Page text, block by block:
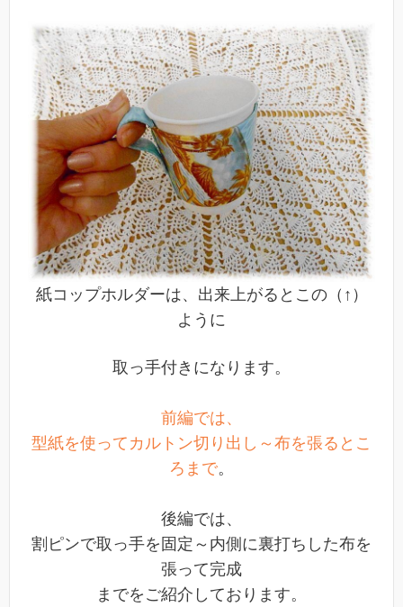
紙コップホルダーは、出来上がるとこの（↑）
ように
取っ手付きになります。
前編では、
型紙を使ってカルトン切り出し～布を張るとこ
ろまで。
後編では、
割ピンで取っ手を固定～内側に裏打ちした布を
張って完成
までをご紹介しております。